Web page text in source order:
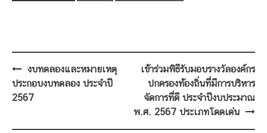
Post
navigation
งบทดลองและหมายเหตุ
ประกอบงบทดลอง ประจำปี
2567
เข้าร่วมพิธีรับมอบรางวัลองค์กร
ปกครองท้องถิ่นที่มีการบริหาร
จัดการที่ดี ประจำปีงบประมาณ
พ.ศ. 2567 ประเภทโดดเด่น